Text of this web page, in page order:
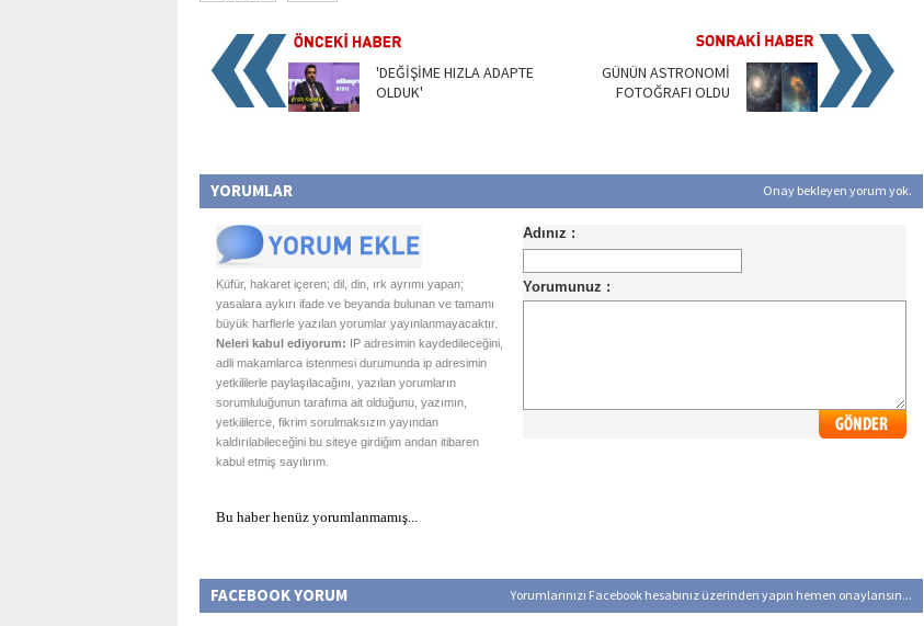
'DEĞİŞİME HIZLA ADAPTE
OLDUK'
GÜNÜN ASTRONOMİ
FOTOĞRAFI OLDU
YORUMLAR Onay bekleyen yorum yok.
Küfür, hakaret içeren; dil, din, ırk ayrımı yapan;
yasalara aykırı ifade ve beyanda bulunan ve tamamı
büyük harflerle yazılan yorumlar yayınlanmayacaktır.
Neleri kabul ediyorum: IP adresimin kaydedileceğini,
adli makamlarca istenmesi durumunda ip adresimin
yetkililerle paylaşılacağını, yazılan yorumların
sorumluluğunun tarafıma ait olduğunu, yazımın,
yetkililerce, fikrim sorulmaksızın yayından
kaldırılabileceğini bu siteye girdiğim andan itibaren
kabul etmiş sayılırım.
Bu haber henüz yorumlanmamış...
FACEBOOK YORUM Yorumlarınızı Facebook hesabınız üzerinden yapın hemen onaylansın...